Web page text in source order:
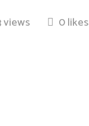
views 0 likes